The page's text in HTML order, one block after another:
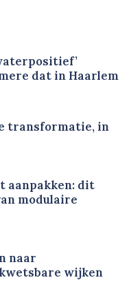
dat in Haarlem
transformatie, in
aanpakken: dit
modulaire
naar
wijken